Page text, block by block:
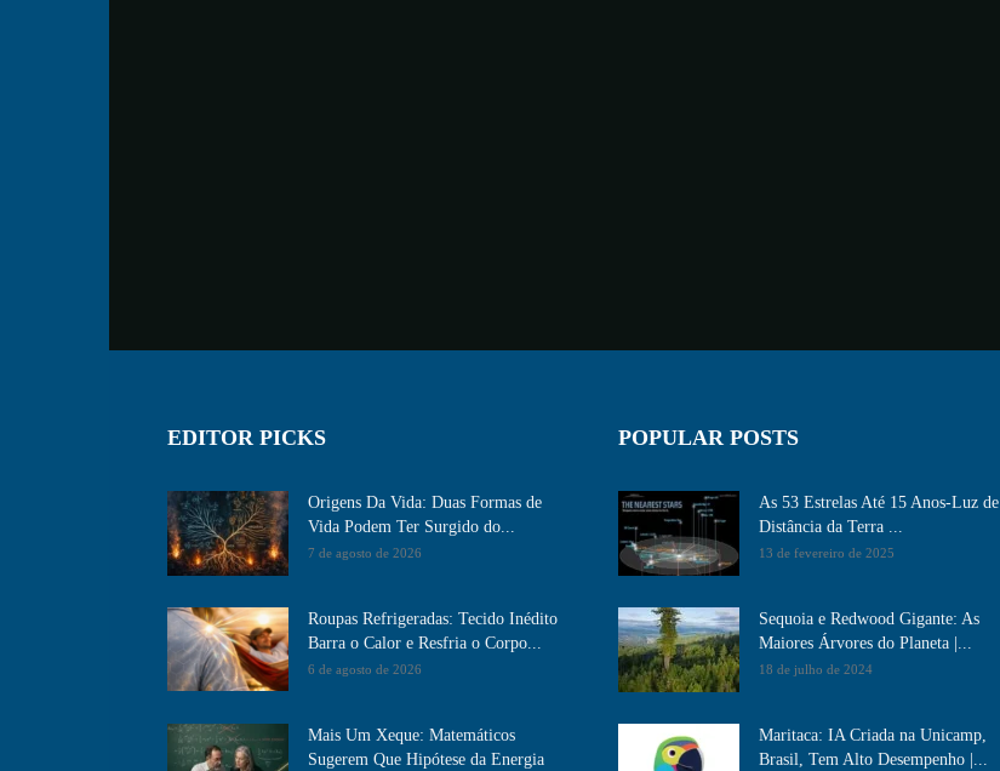
EDITOR PICKS
Origens Da Vida: Duas Formas de
Vida Podem Ter Surgido do...
7 de agosto de 2026
Roupas Refrigeradas: Tecido Inédito
Barra o Calor e Resfria o Corpo...
6 de agosto de 2026
Mais Um Xeque: Matemáticos
Sugerem Que Hipótese da Energia
POPULAR POSTS
As 53 Estrelas Até 15 Anos-Luz de
Distância da Terra ...
13 de fevereiro de 2025
Sequoia e Redwood Gigante: As
Maiores Árvores do Planeta |...
18 de julho de 2024
Maritaca: IA Criada na Unicamp,
Brasil, Tem Alto Desempenho​ |...